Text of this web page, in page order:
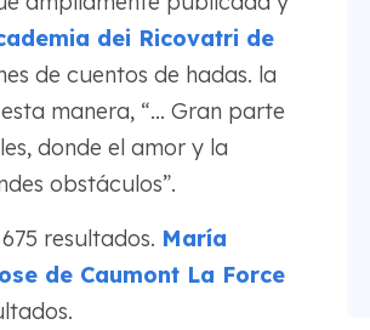
dei Ricovatri de
de cuentos de hadas. la
manera, “... Gran parte
donde el amor y la
obstáculos”.
resultados. María
de Caumont La Force